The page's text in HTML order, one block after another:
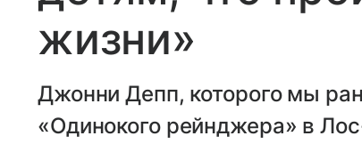
жизни»
Джонни Депп, которого мы
«Одинокого рейнджера» в